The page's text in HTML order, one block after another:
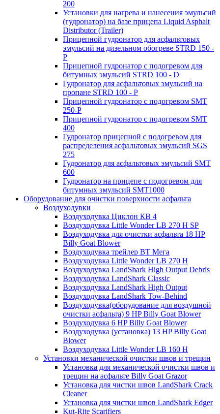
200
Установки для нагрева и нанесения эмульсий
(гудронатор) на базе прицепа Liquid Asphalt
Distributor (Trailer)
Прицепной гудронатор для асфальтовых
эмульсий на дизельном обогреве STRD 150 -
Р
Прицепной гудронатор с подогревом для
битумных эмульсий STRD 100 - D
Гудронатор для асфальтовых эмульсий на
пропане STRD 100 - P
Прицепной гудронатор с подогревом SMT
250-P
Прицепной гудронатор с подогревом SMT
400
Гудронатор прицепной с подогревом для
распределения асфальтовых эмульсий SGS
275
Гудронатор для асфальтовых эмульсий SMT
600
Гудронатор на прицепе с подогревом для
битумных эмульсий SMT1000
Оборудование для очистки поверхности асфальта
Воздуходувки
Воздуходувка Циклон КВ 4
Воздуходувка Little Wonder LB 270 H SP
Воздуходувка для очистки асфальта 18 HP
Billy Goat Blower
Воздуходувка трейлер ВТ Мега
Воздуходувка Little Wonder LB 270 H
Воздуходувка LandShark High Оutput Debris
Воздуходувка LandShark Classic
Воздуходувка LandShark High Output
Воздуходувка LandShark Tow-Behind
Воздуходувка(оборудование для воздушной
очистки асфальта) 9 HP Billy Goat Blower
Воздуходувка 6 HP Billy Goat Blower
Воздуходувка (установка) 13 HP Billy Goat
Blower
Воздуходувка Little Wonder LB 160 H
Установки механической очистки швов и трещин
Установка для механической очистки швов и
трещин на асфальте Billy Goat Grazor
Установка для чистки швов LandShark Crack
Cleaner
Установка для чистки швов LandShark Edger
Kut-Rite Scarifiers